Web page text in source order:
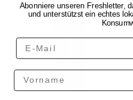
Abonniere unseren Freshletter,
und unterstützst ein echtes
Vorname